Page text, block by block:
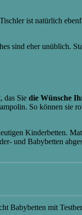
ist natürlich
sind eher unüblich.
das Sie die Wünsche
So können sie
Kinderbetten.
und Babybetten
Babybetten mit